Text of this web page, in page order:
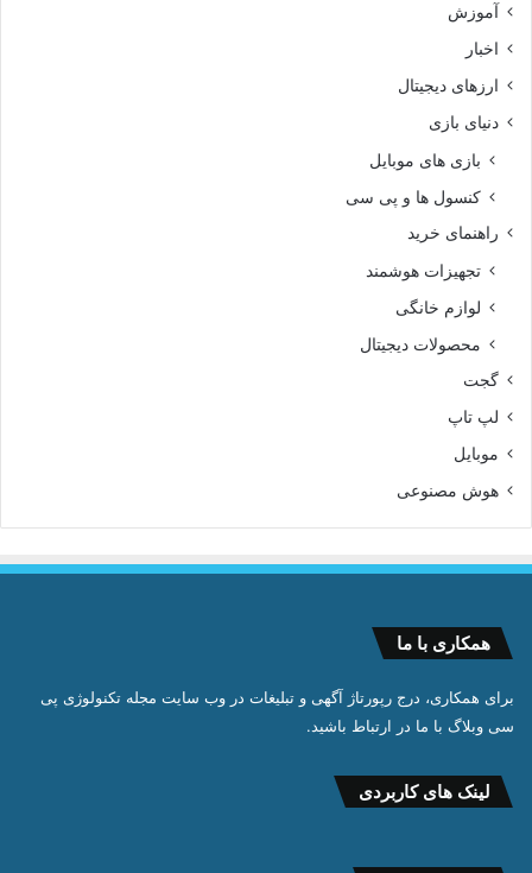
آموزش
اخبار
ارزهای دیجیتال
دنیای بازی
بازی های موبایل
کنسول ها و پی سی
راهنمای خرید
تجهیزات هوشمند
لوازم خانگی
محصولات دیجیتال
گجت
لپ تاپ
موبایل
هوش مصنوعی
همکاری با ما
برای همکاری، درج رپورتاژ آگهی و تبلیغات در وب سایت مجله تکنولوژی پی
سی وبلاگ با ما در ارتباط باشید.
لینک های کاربردی